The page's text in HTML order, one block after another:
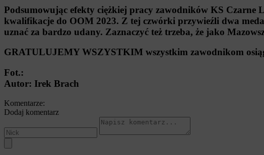
Podsumowując efekty ciężkiej pracy zawodników KS
kwalifikacje do OOM 2023. Z tej czwórki przywieźli dwa
uznać za bardzo udany. Zaznaczyć też trzeba, że jako
GRATULUJEMY WSZYSTKIM wszystkim zawodnikom
Fot.:
Autor: Irek Brach
Komentarze:
Dodaj komentarz